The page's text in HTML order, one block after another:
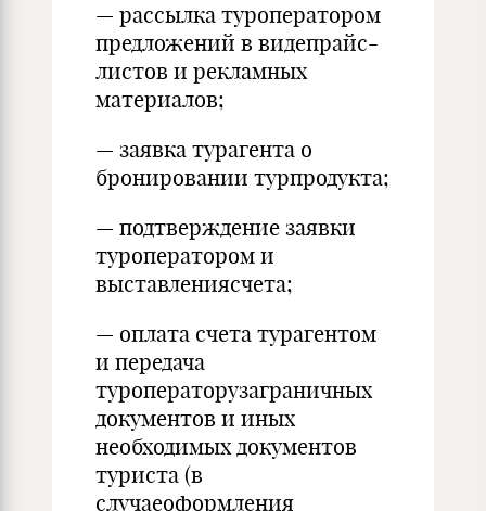
— рассылка туроператором
предложений в видепрайс-
листов и рекламных
материалов;
— заявка турагента о
бронировании турпродукта;
— подтверждение заявки
туроператором и
выставлениясчета;
— оплата счета турагентом
и передача
туроператорузаграничных
документов и иных
необходимых документов
туриста (в
случаеоформления